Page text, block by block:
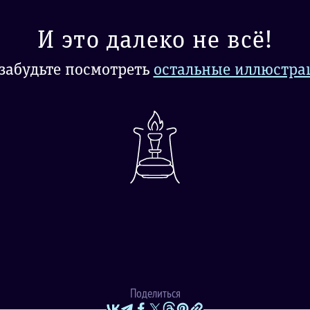
И это далеко не всё!
посмотреть остальные
Поделиться